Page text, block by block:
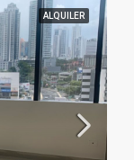
ALQUILER